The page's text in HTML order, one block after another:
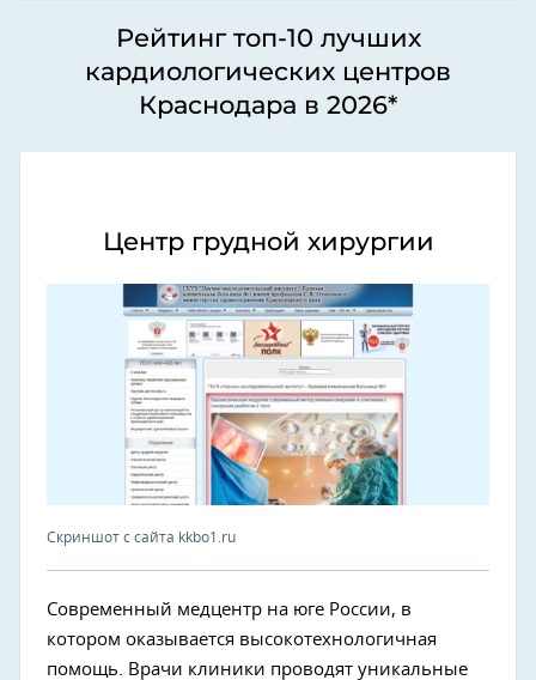
Рейтинг топ-10 лучших
кардиологических центров
Краснодара в 2026*
Центр грудной хирургии
Скриншот с сайта kkbo1.ru
Современный медцентр на юге России, в
котором оказывается высокотехнологичная
помощь. Врачи клиники проводят уникальные